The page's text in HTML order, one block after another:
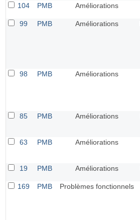
104
PMB Améliorations
99
PMB Améliorations
98
PMB Améliorations
85
PMB Améliorations
63
PMB Améliorations
19
PMB Améliorations
169
PMB Problèmes fonctionnels